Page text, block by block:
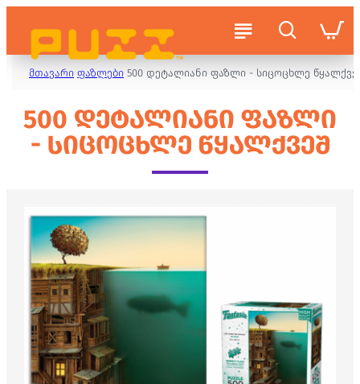
მთავარი ფაზლები 500 დეტალიანი ფაზლი - სიცოცხლე
500 ᲓᲔᲢᲐᲚᲘᲐᲜᲘ ᲤᲐᲖᲚᲘ
- ᲡᲘᲪᲝᲪᲮᲚᲔ ᲬᲧᲐᲚᲥᲕᲔᲨ